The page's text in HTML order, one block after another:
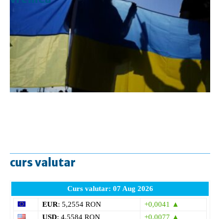
curs valutar
Curs valutar: 07 Aug 2026
EUR: 5,2554 RON
+0,0041 ▲
USD: 4,5584 RON
+0,0077 ▲